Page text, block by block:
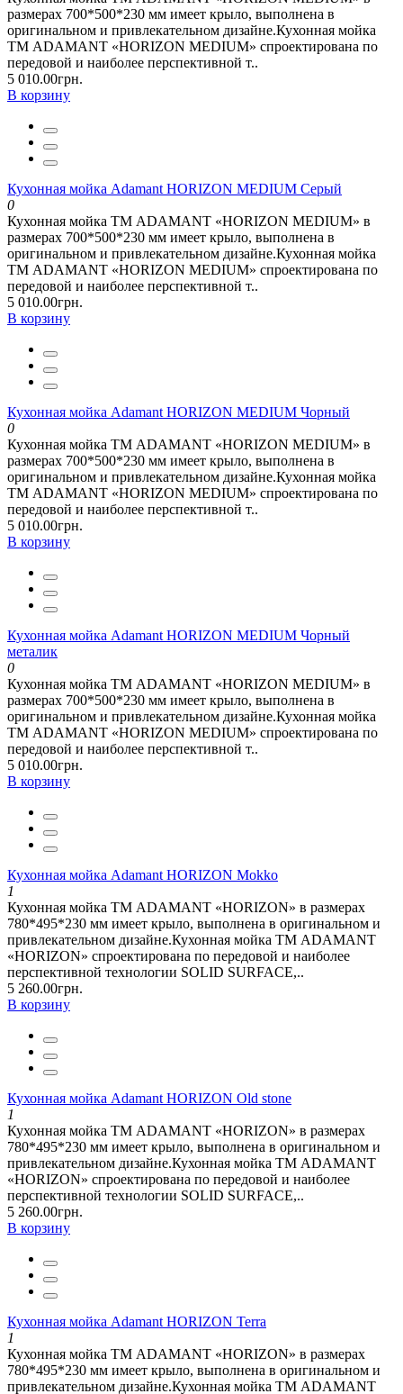
размерах 700*500*230 мм имеет крыло, выполнена в
оригинальном и привлекательном дизайне.Кухонная мойка
ТМ ADAMANT «HORIZON MEDIUM» спроектирована по
передовой и наиболее перспективной т..
5 010.00грн.
В корзину
Кухонная мойка Adamant HORIZON MEDIUM Серый
0
Кухонная мойка ТМ ADAMANT «HORIZON MEDIUM» в
размерах 700*500*230 мм имеет крыло, выполнена в
оригинальном и привлекательном дизайне.Кухонная мойка
ТМ ADAMANT «HORIZON MEDIUM» спроектирована по
передовой и наиболее перспективной т..
5 010.00грн.
В корзину
Кухонная мойка Adamant HORIZON MEDIUM Чорный
0
Кухонная мойка ТМ ADAMANT «HORIZON MEDIUM» в
размерах 700*500*230 мм имеет крыло, выполнена в
оригинальном и привлекательном дизайне.Кухонная мойка
ТМ ADAMANT «HORIZON MEDIUM» спроектирована по
передовой и наиболее перспективной т..
5 010.00грн.
В корзину
Кухонная мойка Adamant HORIZON MEDIUM Чорный
металик
0
Кухонная мойка ТМ ADAMANT «HORIZON MEDIUM» в
размерах 700*500*230 мм имеет крыло, выполнена в
оригинальном и привлекательном дизайне.Кухонная мойка
ТМ ADAMANT «HORIZON MEDIUM» спроектирована по
передовой и наиболее перспективной т..
5 010.00грн.
В корзину
Кухонная мойка Adamant HORIZON Mokko
1
Кухонная мойка ТМ ADAMANT «HORIZON» в размерах
780*495*230 мм имеет крыло, выполнена в оригинальном и
привлекательном дизайне.Кухонная мойка ТМ ADAMANT
«HORIZON» спроектирована по передовой и наиболее
перспективной технологии SOLID SURFACE,..
5 260.00грн.
В корзину
Кухонная мойка Adamant HORIZON Old stone
1
Кухонная мойка ТМ ADAMANT «HORIZON» в размерах
780*495*230 мм имеет крыло, выполнена в оригинальном и
привлекательном дизайне.Кухонная мойка ТМ ADAMANT
«HORIZON» спроектирована по передовой и наиболее
перспективной технологии SOLID SURFACE,..
5 260.00грн.
В корзину
Кухонная мойка Adamant HORIZON Terra
1
Кухонная мойка ТМ ADAMANT «HORIZON» в размерах
780*495*230 мм имеет крыло, выполнена в оригинальном и
привлекательном дизайне.Кухонная мойка ТМ ADAMANT